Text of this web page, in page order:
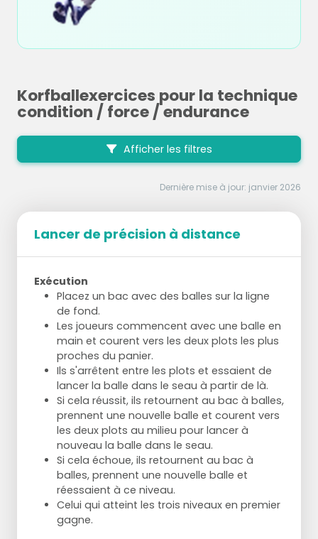
Korfballexercices pour la technique
condition / force / endurance
Afficher les filtres
Dernière mise à jour: janvier 2026
Lancer de précision à distance
Exécution
Placez un bac avec des balles sur la ligne
de fond.
Les joueurs commencent avec une balle en
main et courent vers les deux plots les plus
proches du panier.
Ils s'arrêtent entre les plots et essaient de
lancer la balle dans le seau à partir de là.
Si cela réussit, ils retournent au bac à balles,
prennent une nouvelle balle et courent vers
les deux plots au milieu pour lancer à
nouveau la balle dans le seau.
Si cela échoue, ils retournent au bac à
balles, prennent une nouvelle balle et
réessaient à ce niveau.
Celui qui atteint les trois niveaux en premier
gagne.